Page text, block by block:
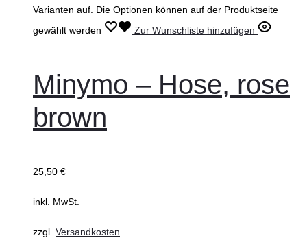
Varianten auf. Die Optionen können auf der Produktseite
gewählt werden
Zur Wunschliste hinzufügen
Minymo – Hose, rose
brown
25,50 €
inkl. MwSt.
zzgl. Versandkosten